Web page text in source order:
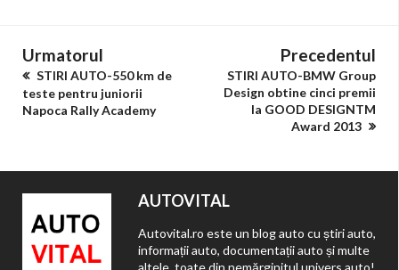
Urmatorul
STIRI AUTO-550 km de
teste pentru juniorii
Napoca Rally Academy
Precedentul
STIRI AUTO-BMW Group
Design obtine cinci premii
la GOOD DESIGNTM
Award 2013
AUTOVITAL
Autovital.ro este un blog auto cu știri auto,
informații auto, documentații auto și multe
altele, toate din nemărginitul univers auto!